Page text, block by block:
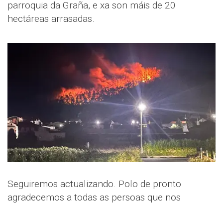
parroquia da Graña, e xa son máis de 20
hectáreas arrasadas.
Seguiremos actualizando. Polo de pronto
agradecemos a todas as persoas que nos